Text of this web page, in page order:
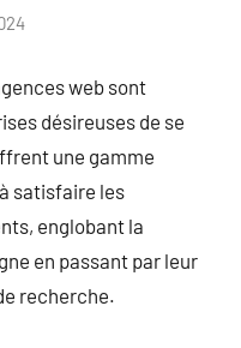
web sont
désireuses de se
une gamme
satisfaire les
englobant la
en passant par leur
recherche.